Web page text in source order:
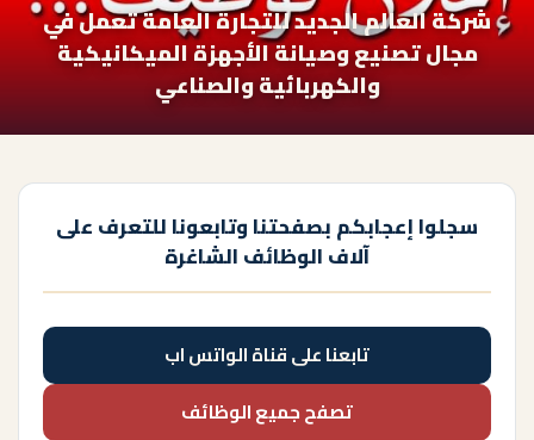
شركة العالم الجديد للتجارة العامة تعمل في
مجال تصنيع وصيانة الأجهزة الميكانيكية
والكهربائية والصناعي
سجلوا إعجابكم بصفحتنا وتابعونا للتعرف على
آلاف الوظائف الشاغرة
تابعنا على قناة الواتس اب
تصفح جميع الوظائف